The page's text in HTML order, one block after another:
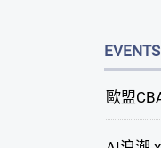
EVENTS